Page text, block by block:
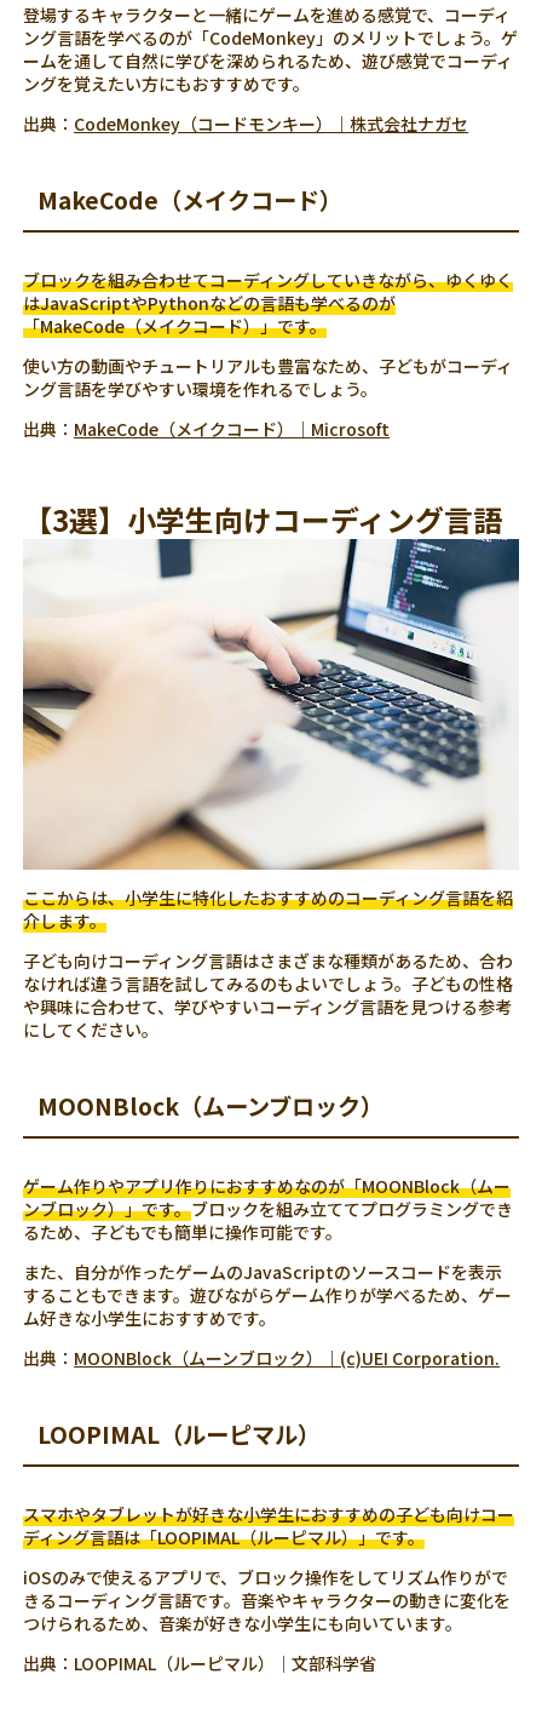
登場するキャラクターと一緒にゲームを進める感覚で、コーディ
ング言語を学べるのが「CodeMonkey」のメリットでしょう。ゲ
ームを通して自然に学びを深められるため、遊び感覚でコーディ
ングを覚えたい方にもおすすめです。
出典： CodeMonkey（コードモンキー）｜株式会社ナガセ
MakeCode（メイクコード）
ブロックを組み合わせてコーディングしていきながら、ゆくゆく
はJavaScriptやPythonなどの言語も学べるのが
「MakeCode（メイクコード）」です。
使い方の動画やチュートリアルも豊富なため、子どもがコーディ
ング言語を学びやすい環境を作れるでしょう。
出典： MakeCode（メイクコード）｜Microsoft
【3選】小学生向けコーディング言語
ここからは、小学生に特化したおすすめのコーディング言語を紹
介します。
子ども向けコーディング言語はさまざまな種類があるため、合わ
なければ違う言語を試してみるのもよいでしょう。子どもの性格
や興味に合わせて、学びやすいコーディング言語を見つける参考
にしてください。
MOONBlock（ムーンブロック）
ゲーム作りやアプリ作りにおすすめなのが「MOONBlock（ムー
ンブロック）」です。ブロックを組み立ててプログラミングでき
るため、子どもでも簡単に操作可能です。
また、自分が作ったゲームのJavaScriptのソースコードを表示
することもできます。遊びながらゲーム作りが学べるため、ゲー
ム好きな小学生におすすめです。
出典： MOONBlock（ムーンブロック）｜(c)UEI Corporation.
LOOPIMAL（ルーピマル）
スマホやタブレットが好きな小学生におすすめの子ども向けコー
ディング言語は「LOOPIMAL（ルーピマル）」です。
iOSのみで使えるアプリで、ブロック操作をしてリズム作りがで
きるコーディング言語です。音楽やキャラクターの動きに変化を
つけられるため、音楽が好きな小学生にも向いています。
出典：LOOPIMAL（ルーピマル）｜文部科学省